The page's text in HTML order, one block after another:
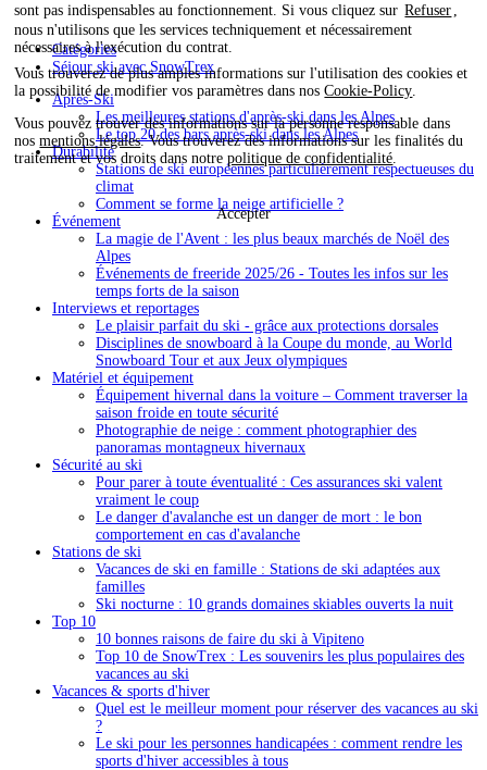
sont pas indispensables au fonctionnement. Si vous cliquez sur Refuser
nous n'utilisons que les services techniquement et nécessairement
nécessaires à l'exécution du contrat.
Vous trouverez de plus amples informations sur l'utilisation des cookies et
la possibilité de modifier vos paramètres dans nosCookie-Policy
Vous pouvez trouver des informations sur la personne responsable dans
nosmentions légales. Vous trouverez des informations sur les finalités du
traitement et vos droits dans notrepolitique de confidentialité
Accepter
Catégories
Séjour ski avec SnowTrex
Après-Ski
Les meilleures stations d'après-ski dans les Alpes
Le top 20 des bars après-ski dans les Alpes
Durabilité
Stations de ski européennes particulièrement respectueuses du
climat
Comment se forme la neige artificielle ?
Événement
La magie de l'Avent : les plus beaux marchés de Noël des
Alpes
Événements de freeride 2025/26 - Toutes les infos sur les
temps forts de la saison
Interviews et reportages
Le plaisir parfait du ski - grâce aux protections dorsales
Disciplines de snowboard à la Coupe du monde, au World
Snowboard Tour et aux Jeux olympiques
Matériel et équipement
Équipement hivernal dans la voiture – Comment traverser la
saison froide en toute sécurité
Photographie de neige : comment photographier des
panoramas montagneux hivernaux
Sécurité au ski
Pour parer à toute éventualité : Ces assurances ski valent
vraiment le coup
Le danger d'avalanche est un danger de mort : le bon
comportement en cas d'avalanche
Stations de ski
Vacances de ski en famille : Stations de ski adaptées aux
familles
Ski nocturne : 10 grands domaines skiables ouverts la nuit
Top 10
10 bonnes raisons de faire du ski à Vipiteno
Top 10 de SnowTrex : Les souvenirs les plus populaires des
vacances au ski
Vacances & sports d'hiver
Quel est le meilleur moment pour réserver des vacances au ski
?
Le ski pour les personnes handicapées : comment rendre les
sports d'hiver accessibles à tous